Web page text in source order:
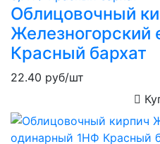
Облицовочный
Железногорский
Красный бархат
22.40 руб/шт